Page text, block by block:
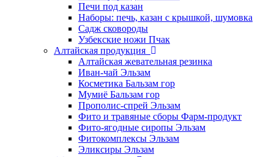
Печи под казан
Наборы: печь, казан с крышкой, шумовка
Садж сковороды
Узбекские ножи Пчак
Алтайская продукция
Алтайская жевательная резинка
Иван-чай Эльзам
Косметика Бальзам гор
Мумиё Бальзам гор
Прополис-спрей Эльзам
Фито и травяные сборы Фарм-продукт
Фито-ягодные сиропы Эльзам
Фитокомплексы Эльзам
Эликсиры Эльзам